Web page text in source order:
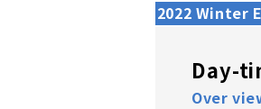
2022 Winter
Day-
Over